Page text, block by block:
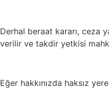
Derhal beraat kararı, ceza
verilir ve takdir yetkisi
Eğer hakkınızda haksız